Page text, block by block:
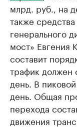
млрд. руб., на
также
генерального
мост» Евгения
составит
трафик должен
день. В
день. Общая
перехода
движения